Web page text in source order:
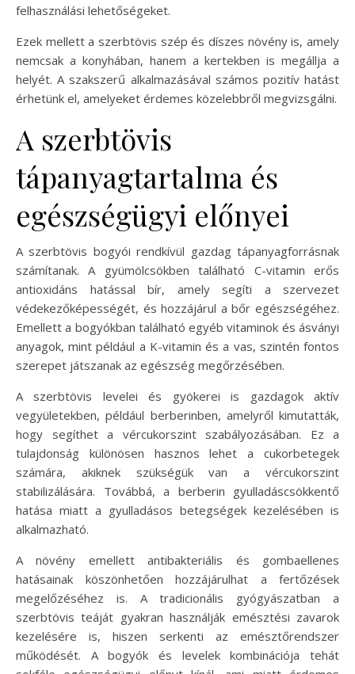
felhasználási lehetőségeket.
Ezek mellett a szerbtövis szép és díszes növény is, amely
nemcsak a konyhában, hanem a kertekben is megállja a
helyét. A szakszerű alkalmazásával számos pozitív hatást
érhetünk el, amelyeket érdemes közelebbről megvizsgálni.
A szerbtövis
tápanyagtartalma és
egészségügyi előnyei
A szerbtövis bogyói rendkívül gazdag tápanyagforrásnak
számítanak. A gyümölcsökben található C-vitamin erős
antioxidáns hatással bír, amely segíti a szervezet
védekezőképességét, és hozzájárul a bőr egészségéhez.
Emellett a bogyókban található egyéb vitaminok és ásványi
anyagok, mint például a K-vitamin és a vas, szintén fontos
szerepet játszanak az egészség megőrzésében.
A szerbtövis levelei és gyökerei is gazdagok aktív
vegyületekben, például berberinben, amelyről kimutatták,
hogy segíthet a vércukorszint szabályozásában. Ez a
tulajdonság különösen hasznos lehet a cukorbetegek
számára, akiknek szükségük van a vércukorszint
stabilizálására. Továbbá, a berberin gyulladáscsökkentő
hatása miatt a gyulladásos betegségek kezelésében is
alkalmazható.
A növény emellett antibakteriális és gombaellenes
hatásainak köszönhetően hozzájárulhat a fertőzések
megelőzéséhez is. A tradicionális gyógyászatban a
szerbtövis teáját gyakran használják emésztési zavarok
kezelésére is, hiszen serkenti az emésztőrendszer
működését. A bogyók és levelek kombinációja tehát